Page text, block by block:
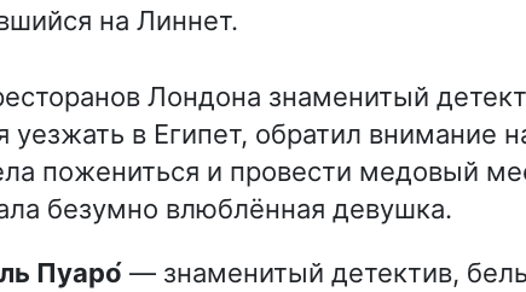
на Линнет.
Лондона знаменитый
уезжать в Египет, обратил внимание
пожениться и провести медовый
безумно влюблённая девушка.
Пуаро́ — знаменитый детектив,